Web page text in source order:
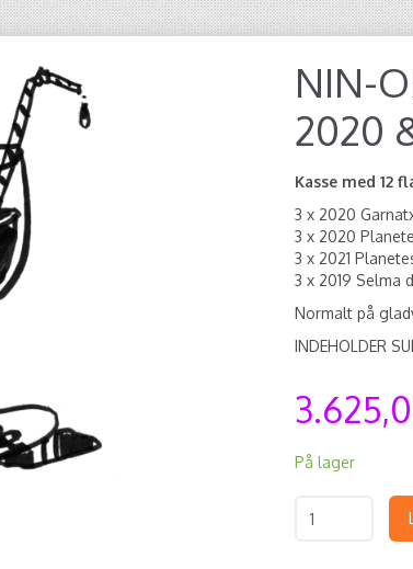
NIN-
2020
Kasse med 12
3 x 2020
3 x 2020
3 x 2021
3 x 2019 Selma
Normalt på
INDEHOLDER
På lager